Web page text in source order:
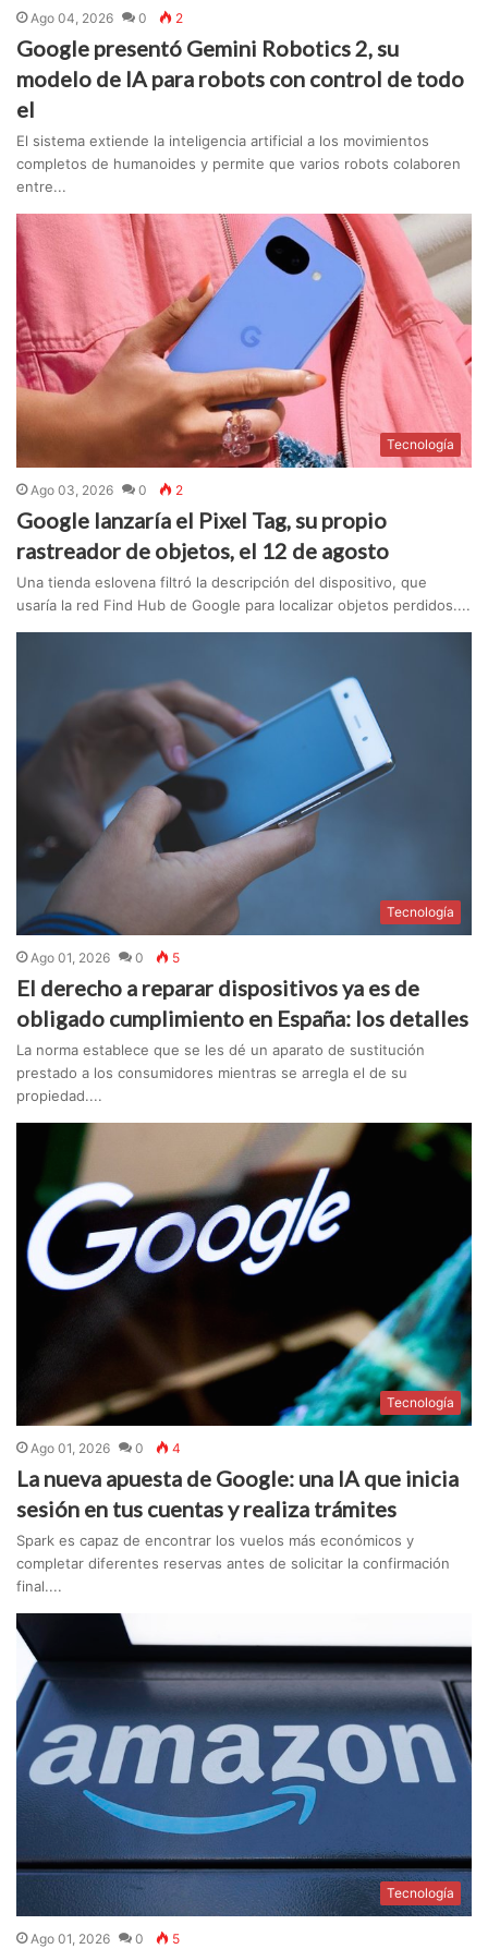
Ago 04, 2026 0 2
Google presentó Gemini Robotics 2, su
modelo de IA para robots con control de todo
el
El sistema extiende la inteligencia artificial a los movimientos
completos de humanoides y permite que varios robots colaboren
entre...
Tecnología
Ago 03, 2026 0 2
Google lanzaría el Pixel Tag, su propio
rastreador de objetos, el 12 de agosto
Una tienda eslovena filtró la descripción del dispositivo, que
usaría la red Find Hub de Google para localizar objetos perdidos....
Tecnología
Ago 01, 2026 0 5
El derecho a reparar dispositivos ya es de
obligado cumplimiento en España: los detalles
La norma establece que se les dé un aparato de sustitución
prestado a los consumidores mientras se arregla el de su
propiedad....
Tecnología
Ago 01, 2026 0 4
La nueva apuesta de Google: una IA que inicia
sesión en tus cuentas y realiza trámites
Spark es capaz de encontrar los vuelos más económicos y
completar diferentes reservas antes de solicitar la confirmación
final....
Tecnología
Ago 01, 2026 0 5